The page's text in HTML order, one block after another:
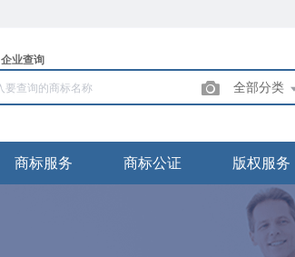
企业查询
全部分类
商标服务 商标公证 版权服务